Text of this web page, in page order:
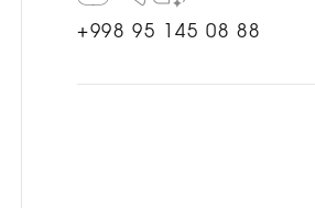
+998 95 145 08 88